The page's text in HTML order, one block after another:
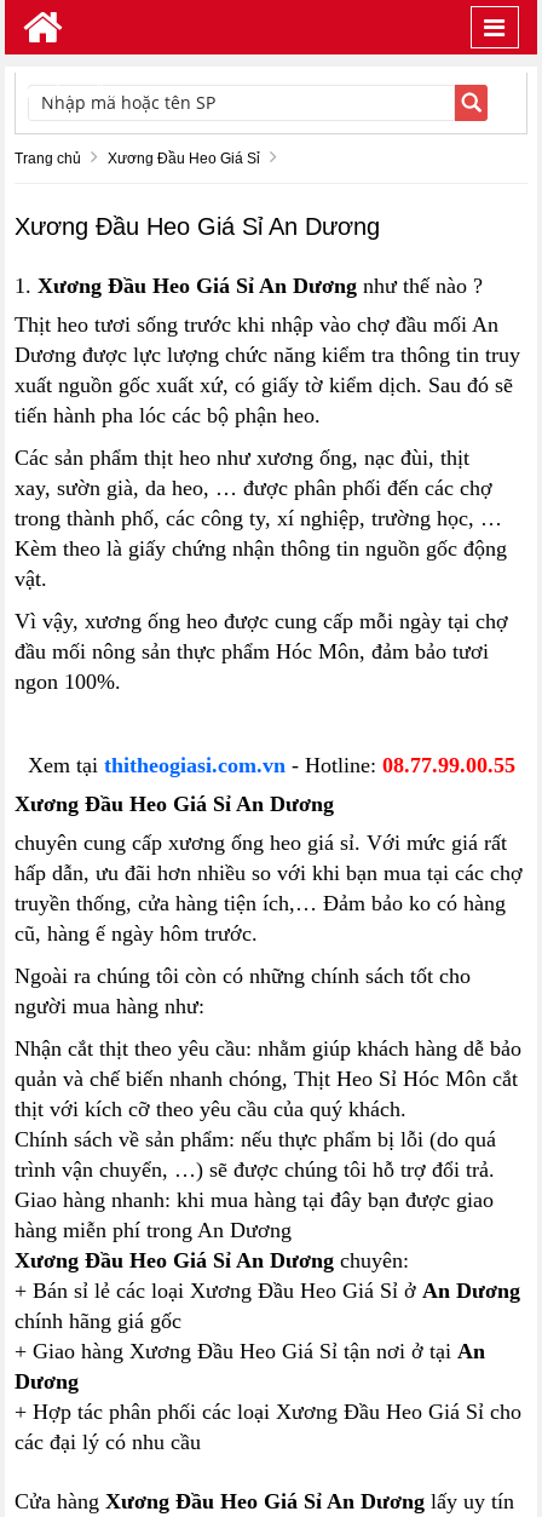
TÌM KIẾM
Trang chủ Xương Đầu Heo Giá Sỉ
Xương Đầu Heo Giá Sỉ An Dương
1.Xương Đầu Heo Giá Sỉ An Dương như thế nào ?
Thịt heo tươi sống trước khi nhập vào chợ đầu mối An
Dương được lực lượng chức năng kiểm tra thông tin truy
xuất nguồn gốc xuất xứ, có giấy tờ kiểm dịch. Sau đó sẽ
tiến hành pha lóc các bộ phận heo.
Các sản phẩm thịt heo như xương ống, nạc đùi, thịt
xay, sườn già, da heo, … được phân phối đến các chợ
trong thành phố, các công ty, xí nghiệp, trường học, …
Kèm theo là giấy chứng nhận thông tin nguồn gốc động
vật.
Vì vậy, xương ống heo được cung cấp mỗi ngày tại chợ
đầu mối nông sản thực phẩm Hóc Môn, đảm bảo tươi
ngon 100%.
Xem tại thitheogiasi.com.vn- Hotline: 08.77.99.00.55
Xương Đầu Heo Giá Sỉ An Dương
chuyên cung cấp xương ống heo giá sỉ. Với mức giá rất
hấp dẫn, ưu đãi hơn nhiều so với khi bạn mua tại các chợ
truyền thống, cửa hàng tiện ích,… Đảm bảo ko có hàng
cũ, hàng ế ngày hôm trước.
Ngoài ra chúng tôi còn có những chính sách tốt cho
người mua hàng như:
Nhận cắt thịt theo yêu cầu: nhằm giúp khách hàng dễ bảo
quản và chế biến nhanh chóng, Thịt Heo Sỉ Hóc Môn cắt
thịt với kích cỡ theo yêu cầu của quý khách.
Chính sách về sản phẩm: nếu thực phẩm bị lỗi (do quá
trình vận chuyển, …) sẽ được chúng tôi hỗ trợ đổi trả.
Giao hàng nhanh: khi mua hàng tại đây bạn được giao
hàng miễn phí trong An Dương
Xương Đầu Heo Giá Sỉ An Dươngchuyên:
+ Bán sỉ lẻ các loại Xương Đầu Heo Giá Sỉ ởAn Dương
chính hãng giá gốc
+ Giao hàng Xương Đầu Heo Giá Sỉ tận nơi ở tạiAn
Dương
+ Hợp tác phân phối các loại Xương Đầu Heo Giá Sỉ cho
các đại lý có nhu cầu
Cửa hàngXương Đầu Heo Giá Sỉ An Dương lấy uy tín